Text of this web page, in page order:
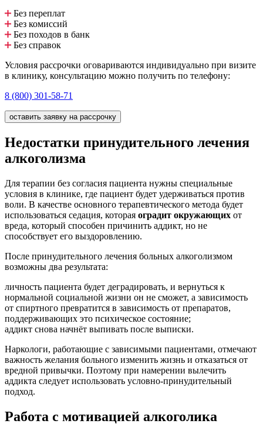
Без переплат
Без комиссий
Без походов в банк
Без справок
Условия рассрочки оговариваются индивидуально при визите
в клинику, консультацию можно получить по телефону:
8 (800) 301-58-71
оставить заявку на рассрочку
Недостатки принудительного лечения
алкоголизма
Для терапии без согласия пациента нужны специальные
условия в клинике, где пациент будет удерживаться против
воли. В качестве основного терапевтического метода будет
использоваться седация, которая оградит окружающих от
вреда, который способен причинить аддикт, но не
способствует его выздоровлению.
После принудительного лечения больных алкоголизмом
возможны два результата:
личность пациента будет деградировать, и вернуться к
нормальной социальной жизни он не сможет, а зависимость
от спиртного превратится в зависимость от препаратов,
поддерживающих это психическое состояние;
аддикт снова начнёт выпивать после выписки.
Наркологи, работающие с зависимыми пациентами, отмечают
важность желания больного изменить жизнь и отказаться от
вредной привычки. Поэтому при намерении вылечить
аддикта следует использовать условно-принудительный
подход.
Работа с мотивацией алкоголика